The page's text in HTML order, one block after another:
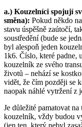
a.) Kouzelníci spojují
směna): Pokud někdo
stavu úspěšně zaútočí,
soustředění (bude se
byl alespoň jeden
1k6. Číslo, které padne,
kouzelník ze svého
životů – nehází se
vidět, že čím později se
naopak náhlé vytržení z
Je důležité pamatovat
kouzelník, vždy budou